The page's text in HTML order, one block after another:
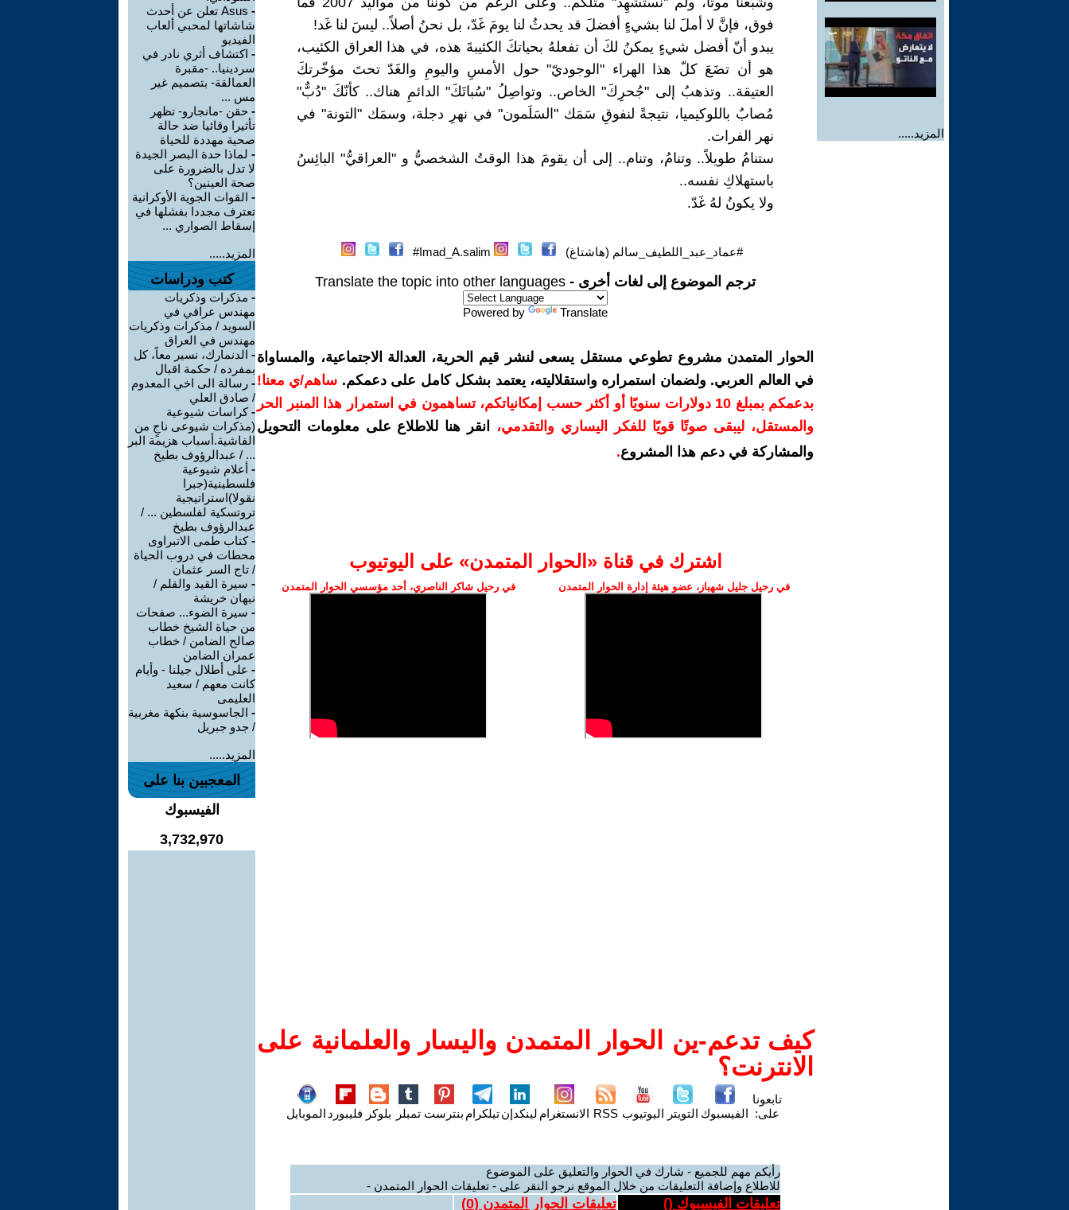
المزيد.....
فوق، فإنَّ لا أملَ لنا بشيءٍ أفضلَ قد يحدثُ لنا يومَ غَدّ، بل نحنُ أصلاً.. ليسَ لنا غَد!
يبدو أنّ أفضل شيءٍ يمكنُ لكَ أن تفعلهُ بحياتكَ الكئيبةَ هذه، في هذا العراق الكئيب،
هو أن تضَعَ كلّ هذا الهراء "الوجوديّ" حول الأمسِ واليومِ والغَدّ تحتَ مؤخّرتكَ
العتيقة.. وتذهبُ إلى "جُحرِكَ" الخاص.. وتواصِلُ "سُباتَكَ" الدائمِ هناك.. كأنّكَ "دُبٌّ"
مُصابٌ باللوكيميا، نتيجةً لنفوقِ سَمَك "السَلَمون" في نهرِ دجلة، وسمَك "التونة" في
نهر الفرات.
ستنامُ طويلاً.. وتنامُ، وتنام.. إلى أن يقومَ هذا الوقتُ الشخصيُّ و "العراقيُّ" البائِسُ
باستهلاكِ نفسه..
ولا يكونُ لهُ غَدّ.
#عماد_عبد_اللطيف_سالم (هاشتاغ) Imad_A.salim#
ترجم الموضوع إلى لغات أخرى - Translate the topic into other languages
Powered by Translate
الحوار المتمدن مشروع تطوعي مستقل يسعى لنشر قيم الحرية، العدالة الاجتماعية، والمساواة
في العالم العربي. ولضمان استمراره واستقلاليته، يعتمد بشكل كامل على دعمكم. ساهم/ي معنا!
بدعمكم بمبلغ 10 دولارات سنويًا أو أكثر حسب إمكانياتكم، تساهمون في استمرار هذا المنبر الحر
والمستقل، ليبقى صوتًا قويًا للفكر اليساري والتقدمي،
انقر هنا للاطلاع على معلومات التحويل
والمشاركة في دعم هذا المشروع.
اشترك في قناة ‫«الحوار المتمدن» على اليوتيوب
في رحيل جليل شهباز، عضو هيئة إدارة الحوار المتمدن في رحيل شاكر الناصري، أحد مؤسسي الحوار المتمدن
كيف تدعم-ين الحوار المتمدن واليسار والعلمانية على
الانترنت؟
تابعونا
على: الفيسبوك التويتر اليوتيوب RSS الانستغرام لينكدإنتيلكرام بنترست تمبلر بلوكر فليبورد الموبايل
رأيكم مهم للجميع - شارك في الحوار والتعليق على الموضوع
للاطلاع وإضافة التعليقات من خلال الموقع نرجو النقر على - تعليقات الحوار المتمدن -
تعليقات الفيسبوك () تعليقات الحوار المتمدن (0
)
-
Asus تعلن عن أحدث
شاشاتها لمحبي ألعاب
الفيديو
- اكتشاف أثري نادر في
سردينيا.. -مقبرة
العمالقة- بتصميم غير
مس ...
- حقن -مانجارو- تظهر
تأثيرا وقائيا ضد حالة
صحية مهددة للحياة
- لماذا حدة البصر الجيدة
لا تدل بالضرورة على
صحة العينين؟
- القوات الجوية الأوكرانية
تعترف مجددا بفشلها في
إسقاط الصواري ...
المزيد.....
كتب ودراسات
- مذكرات وذكريات
مهندس عراقي في
السويد / مذكرات وذكريات
مهندس في العراق
- الدنمارك، نسير معاً، كل
بمفرده / حكمة اقبال
- رسالة الى اخي المعدوم
/ صادق العلي
-كراسات شيوعية
(مذكرات شيوعى ناجٍ من
الفاشية.أسباب هزيمة البر
... / عبدالرؤوف بطيخ
- أعلام شيوعية
فلسطينية(جبرا
نقولا)استراتيجية
تروتسكية لفلسطين ... /
عبدالرؤوف بطيخ
-كتاب طمى الاتبراوى
محطات في دروب الحياة
/ تاج السر عثمان
- سيرة القيد والقلم /
نبهان خريشة
- سيرة الضوء... صفحات
من حياة الشيخ خطاب
صالح الضامن / خطاب
عمران الضامن
- على أطلال جيلنا - وأيام
كانت معهم / سعيد
العليمى
- الجاسوسية بنكهة مغربية
/ جدو جبريل
المزيد.....
المعجبين بنا على
الفيسبوك
3,732,970